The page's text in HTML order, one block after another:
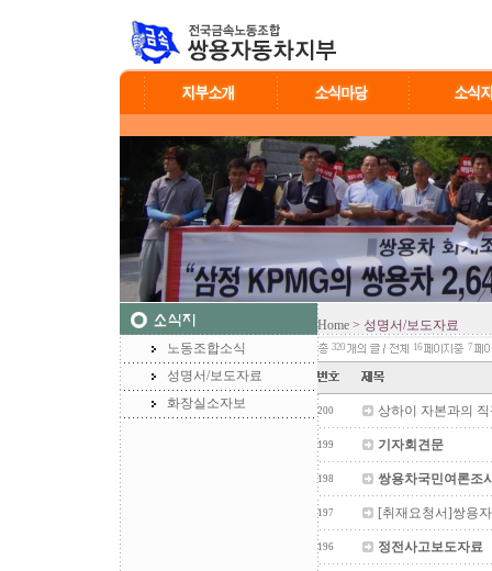
노동조합소식
성명서/보도자료
화장실소자보
Home > 성명서/보도자료
320 16 7
200 상하이 자본과의
199 기자회견문
198 쌍용차국민여론조
197 [취재요청서]쌍용
196 정전사고보도자료